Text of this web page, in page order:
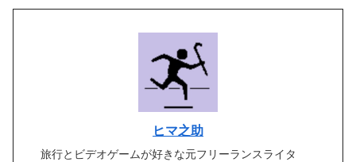
ヒマ之助
旅行とビデオゲームが好きな元フリーランスライタ